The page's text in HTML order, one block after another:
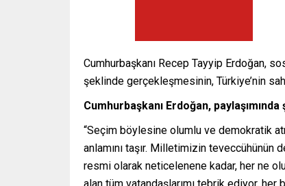
Cumhurbaşkanı Recep Tayyip Erdoğan,
şeklinde gerçekleşmesinin, Türkiye’nin
Cumhurbaşkanı Erdoğan,
“Seçim böylesine olumlu ve demokratik
anlamını taşır. Milletimizin teveccühünün
resmi olarak neticelenene kadar, her ne